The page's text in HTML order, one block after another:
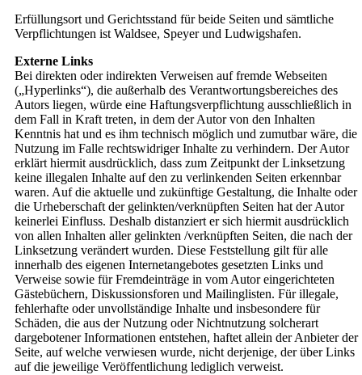
Erfüllungsort und Gerichtsstand für beide Seiten und sämtliche
Verpflichtungen ist Waldsee, Speyer und Ludwigshafen.
Externe Links
Bei direkten oder indirekten Verweisen auf fremde Webseiten
(„Hyperlinks“), die außerhalb des Verantwortungsbereiches des
Autors liegen, würde eine Haftungsverpflichtung ausschließlich in
dem Fall in Kraft treten, in dem der Autor von den Inhalten
Kenntnis hat und es ihm technisch möglich und zumutbar wäre, die
Nutzung im Falle rechtswidriger Inhalte zu verhindern. Der Autor
erklärt hiermit ausdrücklich, dass zum Zeitpunkt der Linksetzung
keine illegalen Inhalte auf den zu verlinkenden Seiten erkennbar
waren. Auf die aktuelle und zukünftige Gestaltung, die Inhalte oder
die Urheberschaft der gelinkten/verknüpften Seiten hat der Autor
keinerlei Einfluss. Deshalb distanziert er sich hiermit ausdrücklich
von allen Inhalten aller gelinkten /verknüpften Seiten, die nach der
Linksetzung verändert wurden. Diese Feststellung gilt für alle
innerhalb des eigenen Internetangebotes gesetzten Links und
Verweise sowie für Fremdeinträge in vom Autor eingerichteten
Gästebüchern, Diskussionsforen und Mailinglisten. Für illegale,
fehlerhafte oder unvollständige Inhalte und insbesondere für
Schäden, die aus der Nutzung oder Nichtnutzung solcherart
dargebotener Informationen entstehen, haftet allein der Anbieter der
Seite, auf welche verwiesen wurde, nicht derjenige, der über Links
auf die jeweilige Veröffentlichung lediglich verweist.